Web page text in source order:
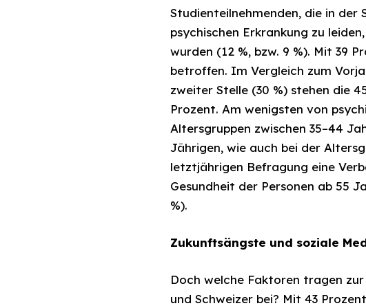
Studienteilnehmenden, die in der
psychischen Erkrankung zu
wurden (12 %, bzw. 9 %). Mit 39
betroffen. Im Vergleich zum
zweiter Stelle (30 %) stehen die
Prozent. Am wenigsten von
Altersgruppen zwischen 35–44
Jährigen, wie auch bei der
letztjährigen Befragung eine
Gesundheit der Personen ab 55
%).
Zukunftsängste und soziale
Doch welche Faktoren tragen
und Schweizer bei? Mit 43